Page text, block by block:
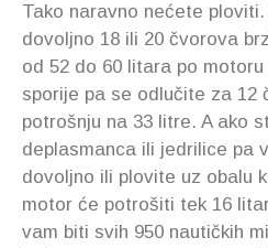
Tako naravno nećete
dovoljno 18 ili 20 čvorova
od 52 do 60 litara po
sporije pa se odlučite za 12
potrošnju na 33 litre. A ako
deplasmanca ili jedrilice pa
dovoljno ili plovite uz obalu
motor će potrošiti tek 16
vam biti svih 950 nautičkih